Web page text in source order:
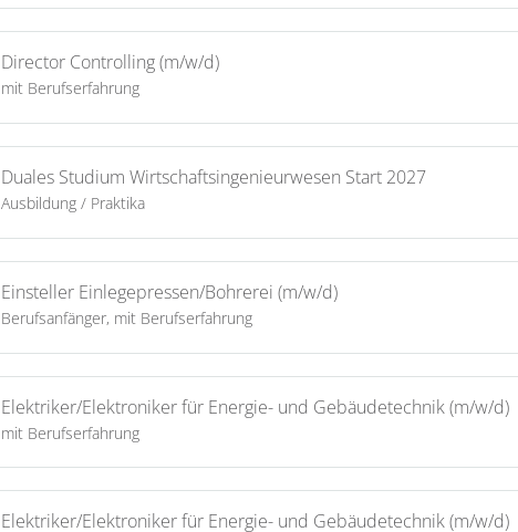
Director Controlling (m/w/d)
mit Berufserfahrung
Duales Studium Wirtschaftsingenieurwesen Start 2027
Ausbildung / Praktika
Einsteller Einlegepressen/Bohrerei (m/w/d)
Berufsanfänger, mit Berufserfahrung
Elektriker/Elektroniker für Energie- und Gebäudetechnik (m/w/d)
mit Berufserfahrung
Elektriker/Elektroniker für Energie- und Gebäudetechnik (m/w/d)